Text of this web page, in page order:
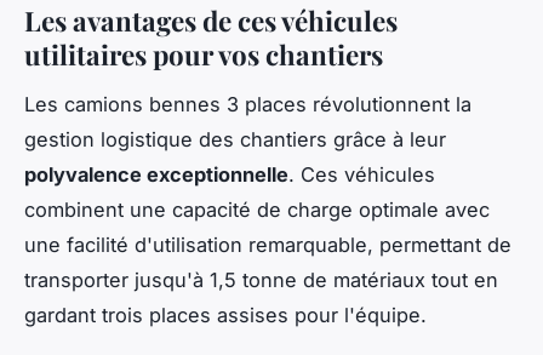
Les avantages de ces véhicules
utilitaires pour vos chantiers
Les camions bennes 3 places révolutionnent la
gestion logistique des chantiers grâce à leur
polyvalence exceptionnelle. Ces véhicules
combinent une capacité de charge optimale avec
une facilité d'utilisation remarquable, permettant de
transporter jusqu'à 1,5 tonne de matériaux tout en
gardant trois places assises pour l'équipe.